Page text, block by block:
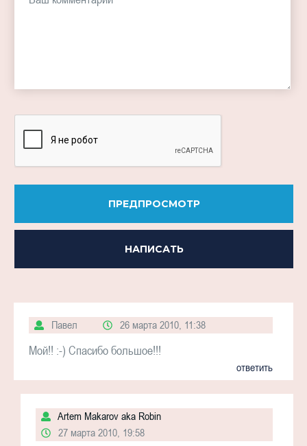
ПРЕДПРОСМОТР
НАПИСАТЬ
Павел 26 марта 2010, 11:38
Мой!! :-) Спасибо большое!!!
ответить
Artem Makarov aka Robin
27 марта 2010, 19:58